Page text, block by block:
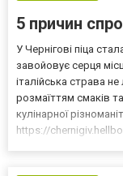
5 причин
У Чернігові піца
завойовує серця
італійська страва
розмаїттям смаків
кулінарної
https://